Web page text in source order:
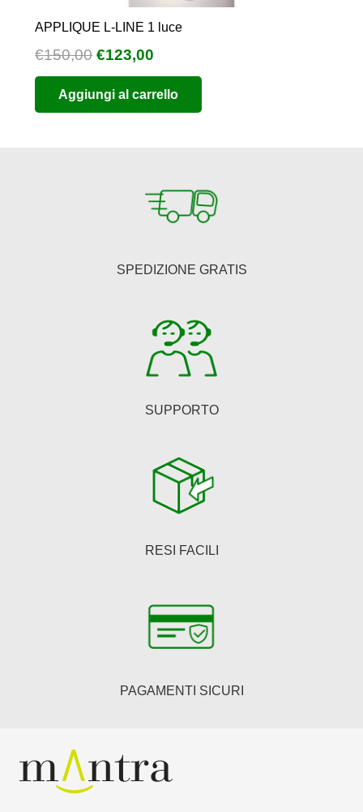
APPLIQUE L-LINE 1 luce
€150,00 Il
prezzo
originale
era:
€123,00
prezzo
attuale
è:
Aggiungi al carrello
SPEDIZIONE GRATIS
SUPPORTO
RESI FACILI
PAGAMENTI SICURI